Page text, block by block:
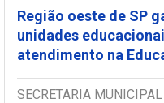
Região oeste de SP
unidades
atendimento na
SECRETARIA